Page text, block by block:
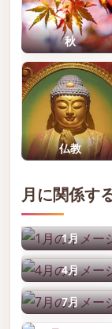
秋
仏教
月に関係す
1月
4月
7月